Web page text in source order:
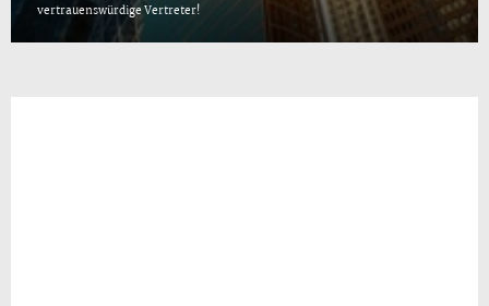
vertrauenswürdige Vertreter!